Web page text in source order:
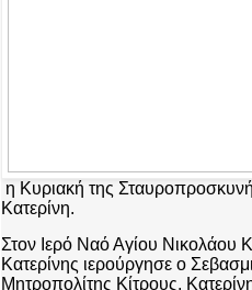
η Κυριακή της
Κατερίνη.
Στον Ιερό Ναό Αγίου Νικολάου
Κατερίνης ιερούργησε ο
Μητροπολίτης Κίτρους,